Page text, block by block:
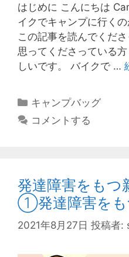
はじめに こんにちは
イクでキャンプに行く
この記事を読んでくだ
思ってくださっている
しいです。 バイクで …
カ
キャンプバッグ
コメントする
発達障害をもつ
①発達障害をも
2021年8月27日 投稿者: